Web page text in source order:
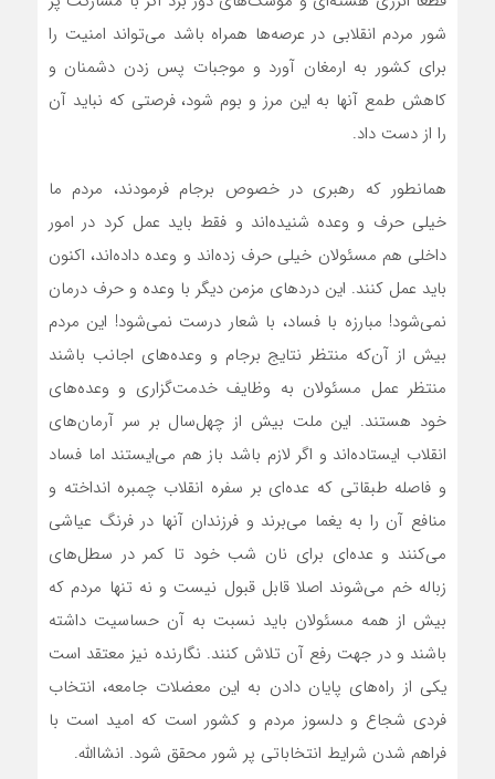
شور مردم انقلابی در عرصه‌ها همراه باشد می‌تواند امنیت را
برای کشور به ارمغان آورد و موجبات پس زدن دشمنان و
کاهش طمع آنها به این مرز و بوم شود، فرصتی که نباید آن
را از دست داد.
همانطور که رهبری در خصوص برجام فرمودند، مردم ما
خیلی حرف و وعده شنیده‌اند و فقط باید عمل کرد در امور
داخلی هم مسئولان خیلی حرف زده‌اند و وعده داده‌اند، اکنون
باید عمل کنند. این دردهای مزمن دیگر با وعده و حرف درمان
نمی‌شود! مبارزه با فساد، با شعار درست نمی‌شود! این مردم
بیش از آن‌که منتظر نتایج برجام و وعده‌های اجانب باشند
منتظر عمل مسئولان به وظایف خدمت‌گزاری و وعده‌های
خود هستند. این ملت بیش از چهل‌سال بر سر آرمان‌های
انقلاب ایستاده‌اند و اگر لازم باشد باز هم می‌ایستند اما فساد
و فاصله طبقاتی که عده‌ای بر سفره انقلاب چمبره انداخته و
منافع آن را به یغما می‌برند و فرزندان آنها در فرنگ عیاشی
می‌کنند و عده‌ای برای نان شب خود تا کمر در سطل‌های
زباله خم می‌شوند اصلا قابل قبول نیست و نه تنها مردم که
بیش از همه مسئولان باید نسبت به آن حساسیت داشته
باشند و در جهت رفع آن تلاش کنند. نگارنده نیز معتقد است
یکی از راه‌های پایان دادن به این معضلات جامعه، انتخاب
فردی شجاع و دلسوز مردم و کشور است که امید است با
فراهم شدن شرایط انتخاباتی پر شور محقق شود. انشاالله.